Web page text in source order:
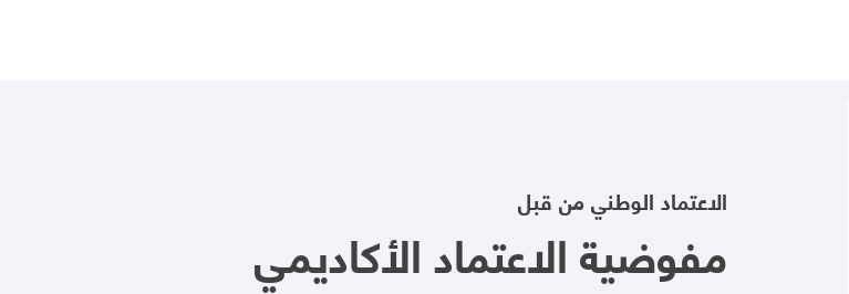
الاعتماد الوطني من قبل
مفوضية الاعتماد الأكاديمي